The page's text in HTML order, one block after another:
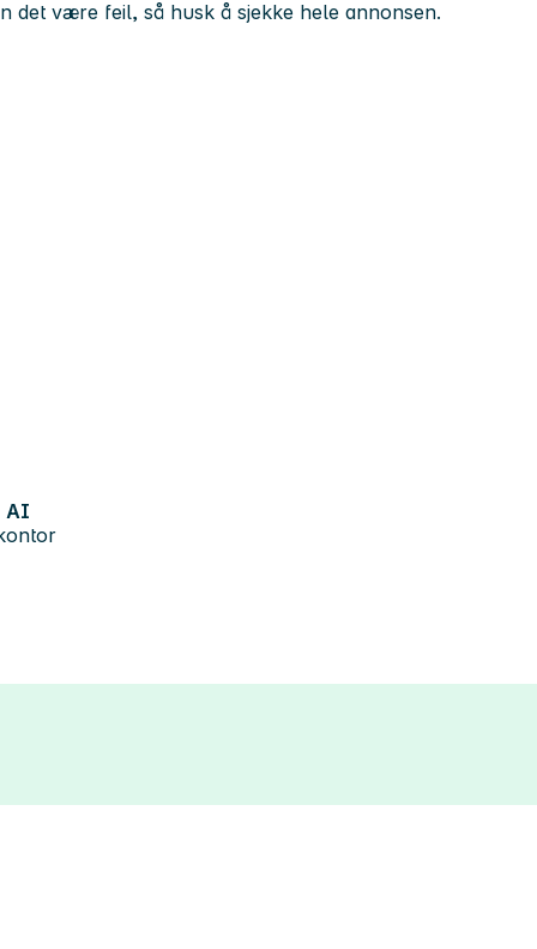
AI
det være feil, så husk å sjekke hele annonsen.